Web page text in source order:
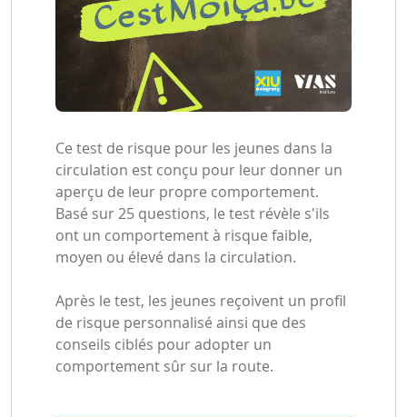
Ce test de risque pour les jeunes dans la
circulation est conçu pour leur donner un
aperçu de leur propre comportement.
Basé sur 25 questions, le test révèle s'ils
ont un comportement à risque faible,
moyen ou élevé dans la circulation.
Après le test, les jeunes reçoivent un profil
de risque personnalisé ainsi que des
conseils ciblés pour adopter un
comportement sûr sur la route.